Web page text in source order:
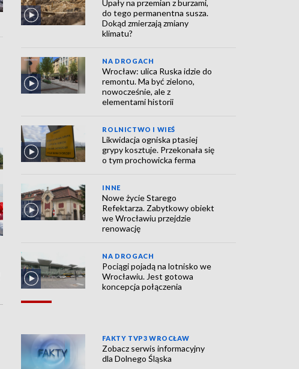
Upały na przemian z burzami,
do tego permanentna susza.
Dokąd zmierzają zmiany
klimatu?
NA DROGACH
Wrocław: ulica Ruska idzie do
remontu. Ma być zielono,
nowocześnie, ale z
elementami historii
ROLNICTWO I WIEŚ
Likwidacja ogniska ptasiej
grypy kosztuje. Przekonała się
o tym prochowicka ferma
INNE
Nowe życie Starego
Refektarza. Zabytkowy obiekt
we Wrocławiu przejdzie
renowację
NA DROGACH
Pociągi pojadą na lotnisko we
Wrocławiu. Jest gotowa
koncepcja połączenia
FAKTY TVP3 WROCŁAW
Zobacz serwis informacyjny
dla Dolnego Śląska